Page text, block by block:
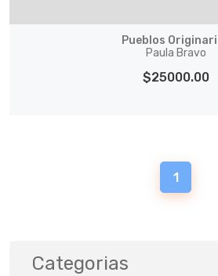
Pueblos
Paula Bravo
$25000.00
1
Categorias